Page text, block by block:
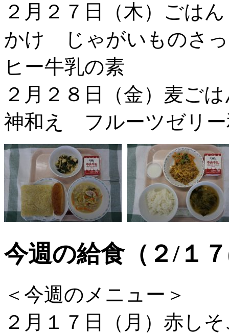
２月２７日（木）ご
かけ じゃがいものさ
ヒー牛乳の素
２月２８日（金）麦
神和え フルーツゼリー
今週の給食（２/１
＜今週のメニュー＞
２月１７日（月）赤